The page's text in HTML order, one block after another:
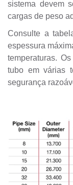
sistema devem
cargas de peso
Consulte a
espessura
temperaturas.
tubo em várias
segurança